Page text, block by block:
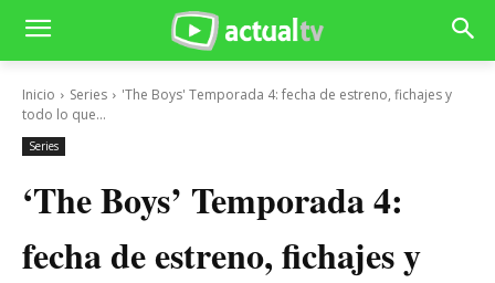
Inicio Series
'The Boys' Temporada 4: fecha de estreno, fichajes y
todo lo que...
Series
‘The Boys’ Temporada 4:
fecha de estreno, fichajes y